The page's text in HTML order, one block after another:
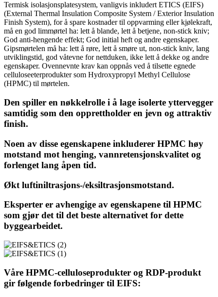
Termisk isolasjonsplatesystem, vanligvis inkludert ETICS (EIFS)
(External Thermal Insulation Composite System / Exterior Insulation
Finish System), for å spare kostnader til oppvarming eller kjølekraft,
må en god limmørtel ha: lett å blande, lett å betjene, non-stick kniv;
God anti-hengende effekt; God initial heft og andre egenskaper.
Gipsmørtelen må ha: lett å røre, lett å smøre ut, non-stick kniv, lang
utviklingstid, god våtevne for nettduken, ikke lett å dekke og andre
egenskaper. Ovennevnte krav kan oppnås ved å tilsette egnede
celluloseeterprodukter som Hydroxypropyl Methyl Cellulose
(HPMC) til mørtelen.
Den spiller en nøkkelrolle i å lage isolerte yttervegger
samtidig som den opprettholder en jevn og attraktiv
finish.
Noen av disse egenskapene inkluderer HPMC høy
motstand mot henging, vannretensjonskvalitet og
forlenget lang åpen tid.
Økt luftiniltrasjons-/eksiltrasjonsmotstand.
Eksperter er avhengige av egenskapene til HPMC
som gjør det til det beste alternativet for dette
byggearbeidet.
Våre HPMC-celluloseprodukter og RDP-produkt
gir følgende forbedringer til EIFS: